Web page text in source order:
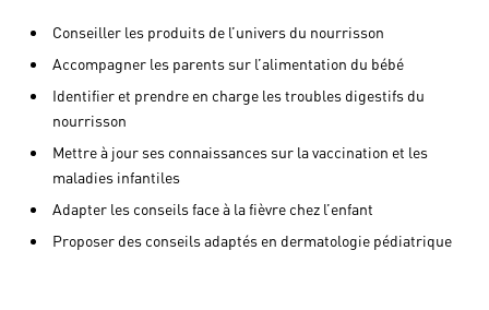
Conseiller les produits de l’univers du nourrisson
Accompagner les parents sur l’alimentation du bébé
Identifier et prendre en charge les troubles digestifs du
nourrisson
Mettre à jour ses connaissances sur la vaccination et les
maladies infantiles
Adapter les conseils face à la fièvre chez l’enfant
Proposer des conseils adaptés en dermatologie pédiatrique